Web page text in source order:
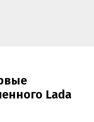
Lada